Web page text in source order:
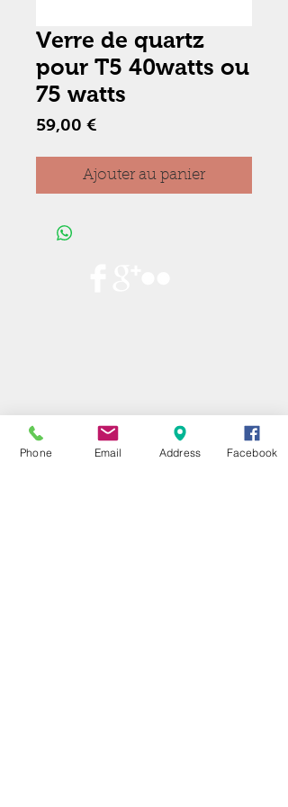
Verre de quartz
pour T5 40watts ou
75 watts
59,00 €
Ajouter au panier
Phone Email Address Facebook